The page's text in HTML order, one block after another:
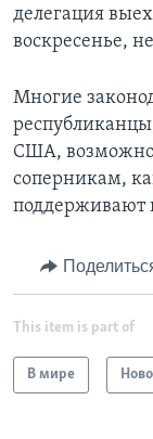
делегация
воскресенье,
Многие
США,
соперникам,
поддерживают
This item is part of
В мире